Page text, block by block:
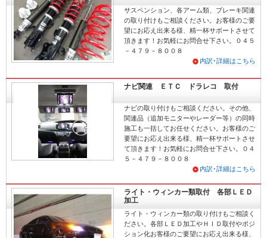
サスペンション、各アーム類、ブレーキ関連
の取り付けもご相談ください。お客様のご要
望にお応え出来る様、精一杯サポートさせて
頂きます！お気軽にお問合せ下さい。０４５
－４７９－８００８
内訳･詳細はこちら
ナビ関連 ＥＴＣ ドラレコ 取付
ナビの取り付けもご相談ください。その他、
関連品（追加モニターやレーダー等）の同時
施工も一括してお任せください。お客様のご
要望にお応え出来る様、精一杯サポートさせ
て頂きます！お気軽にお問合せ下さい。０４
５－４７９－８００８
内訳･詳細はこちら
ライト・ウィンカー類取付 各部ＬＥＤ
加工
ライト・ウィンカー類の取り付けもご相談く
ださい。各部ＬＥＤ加工やＨＩＤ取付やポジ
ション化お客様のご要望にお応え出来る様、